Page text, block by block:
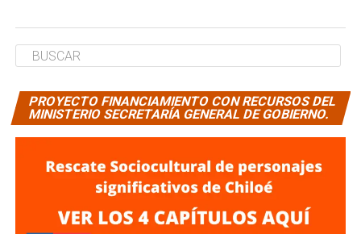
PROYECTO FINANCIAMIENTO CON RECURSOS DEL
MINISTERIO SECRETARÍA GENERAL DE GOBIERNO.